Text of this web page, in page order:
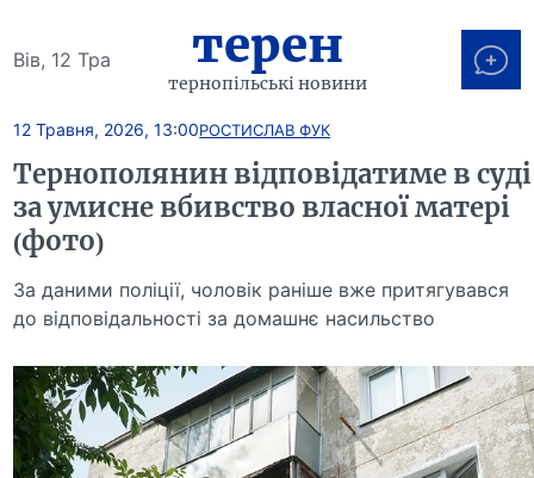
Вів, 12 Тра терен
тернопільські новини
12 Травня, 2026, 13:00РОСТИСЛАВ ФУК
Тернополянин відповідатиме в суді
за умисне вбивство власної матері
(фото)
За даними поліції, чоловік раніше вже притягувався
до відповідальності за домашнє насильство